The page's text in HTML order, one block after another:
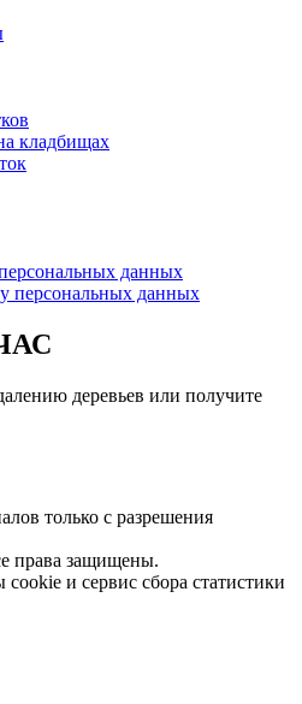
кладбищах
данных
персональных данных
деревьев или получите
только с разрешения
права защищены.
и сервис сбора статистики